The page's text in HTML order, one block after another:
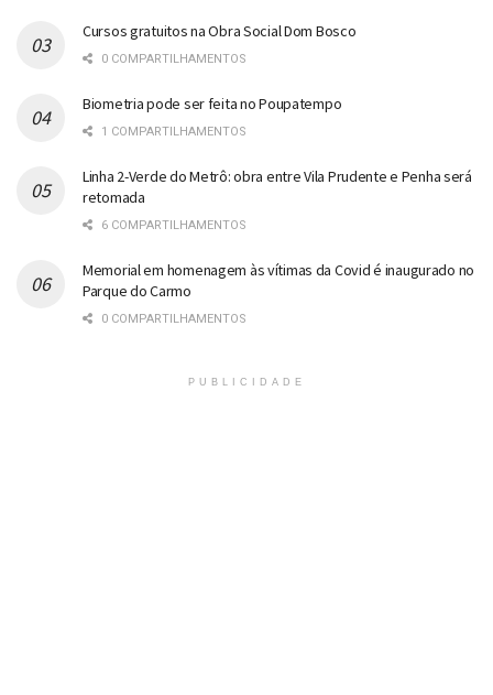
Cursos gratuitos na Obra Social Dom Bosco
0 COMPARTILHAMENTOS
Biometria pode ser feita no Poupatempo
1 COMPARTILHAMENTOS
Linha 2-Verde do Metrô: obra entre Vila Prudente e Penha será
retomada
6 COMPARTILHAMENTOS
Memorial em homenagem às vítimas da Covid é inaugurado no
Parque do Carmo
0 COMPARTILHAMENTOS
PUBLICIDADE